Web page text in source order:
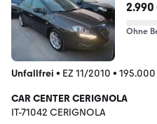
Ohne
Unfallfrei • EZ 11/2010 • 195.000
CAR CENTER CERIGNOLA
IT-71042 CERIGNOLA